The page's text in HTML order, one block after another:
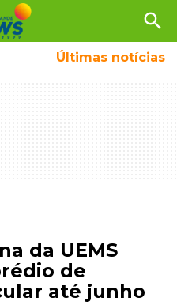
search
Últimas notícias
da UEMS
de
até junho